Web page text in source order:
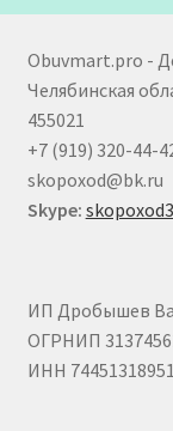
Obuvmart.pro -
Челябинская
455021
+7 (919) 320-44-
skopoxod@bk.ru
Skype: skopoxod3
ИП Дробышев
ОГРНИП
ИНН